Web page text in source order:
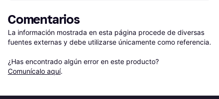
Comentarios
La información mostrada en esta página procede de diversas
fuentes externas y debe utilizarse únicamente como referencia.
¿Has encontrado algún error en este producto?
Comunícalo aquí.